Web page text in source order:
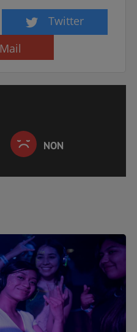
Twitter
Mail
NON